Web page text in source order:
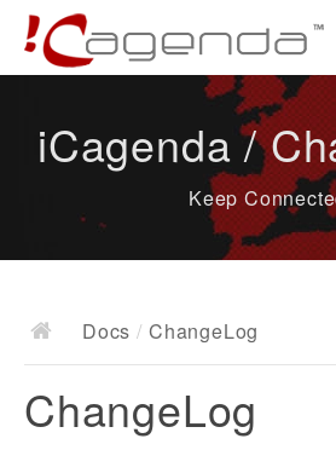
News
Docs
Documentation
iCagenda /
Keep
Docs / ChangeLog
ChangeLog